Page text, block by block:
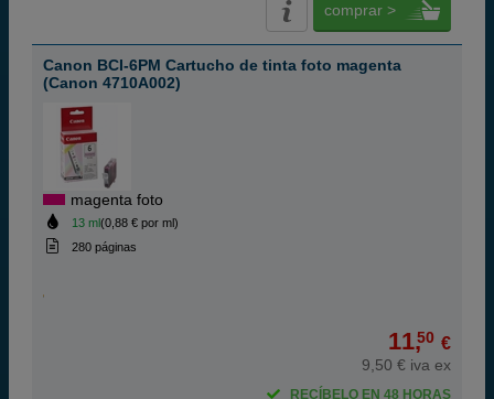
comprar >
Canon BCI-6PM Cartucho de tinta foto magenta
(Canon 4710A002)
magenta foto
13 ml(0,88 € por ml)
280 páginas
11,50 €
9,50 € iva ex
RECÍBELO EN 48 HORAS